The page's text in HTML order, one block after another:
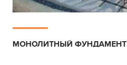
МОНОЛИТНЫЙ ФУНДАМЕНТ